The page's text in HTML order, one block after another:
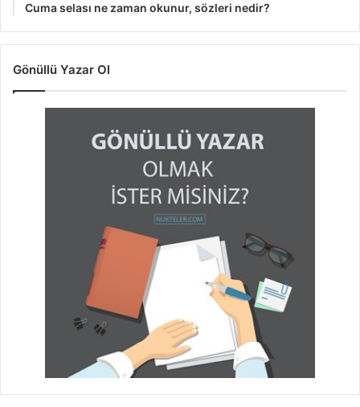
Cuma selası ne zaman okunur, sözleri nedir?
Gönüllü Yazar Ol